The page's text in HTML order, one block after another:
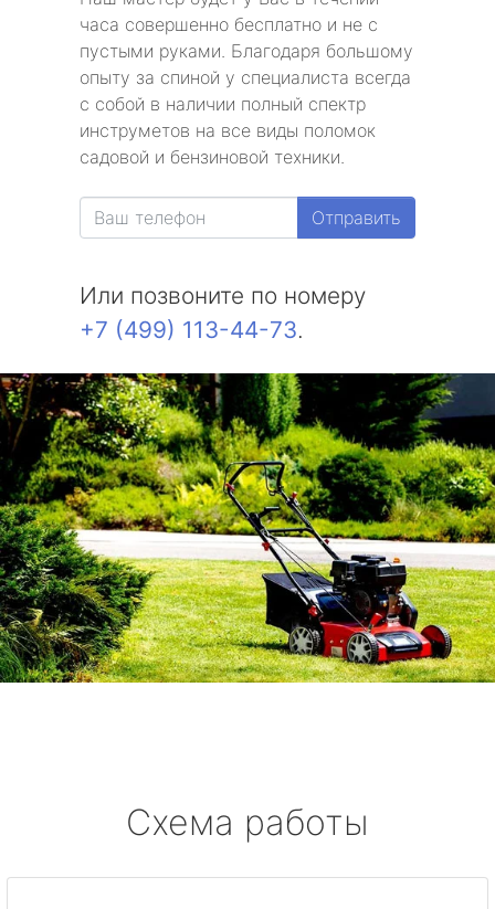
часа совершенно бесплатно и не с
пустыми руками. Благодаря большому
опыту за спиной у специалиста всегда
с собой в наличии полный спектр
инструметов на все виды поломок
садовой и бензиновой техники.
Отправить
Или позвоните по номеру
+7 (499) 113-44-73.
Схема работы